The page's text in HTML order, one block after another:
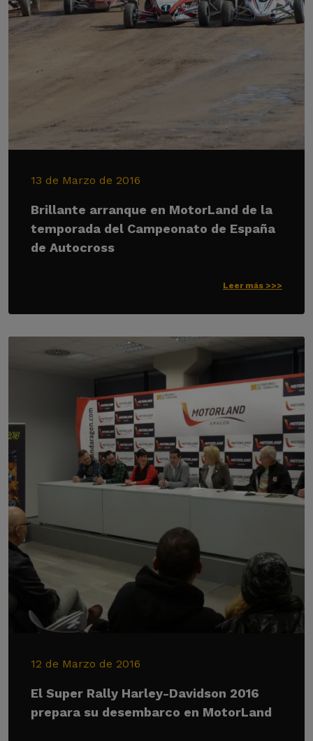
13 de Marzo de 2016
Brillante arranque en MotorLand de la
temporada del Campeonato de España
de Autocross
Leer más >>>
12 de Marzo de 2016
El Super Rally Harley-Davidson 2016
prepara su desembarco en MotorLand